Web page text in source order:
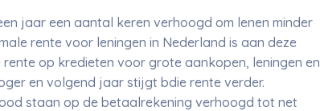
jaar een aantal keren verhoogd om lenen minder
rente voor leningen in Nederland is aan deze
op kredieten voor grote aankopen, leningen en
en volgend jaar stijgt bdie rente verder.
staan op de betaalrekening verhoogd tot net